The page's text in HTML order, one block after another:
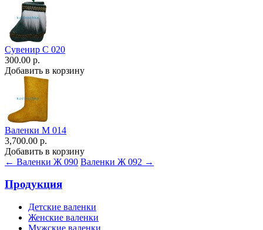
Сувенир С 020
300.00 р.
Добавить в корзину
Валенки М 014
3,700.00 р.
Добавить в корзину
← Валенки Ж 090 Валенки Ж 092 →
Продукция
Детские валенки
Женские валенки
Мужские валенки